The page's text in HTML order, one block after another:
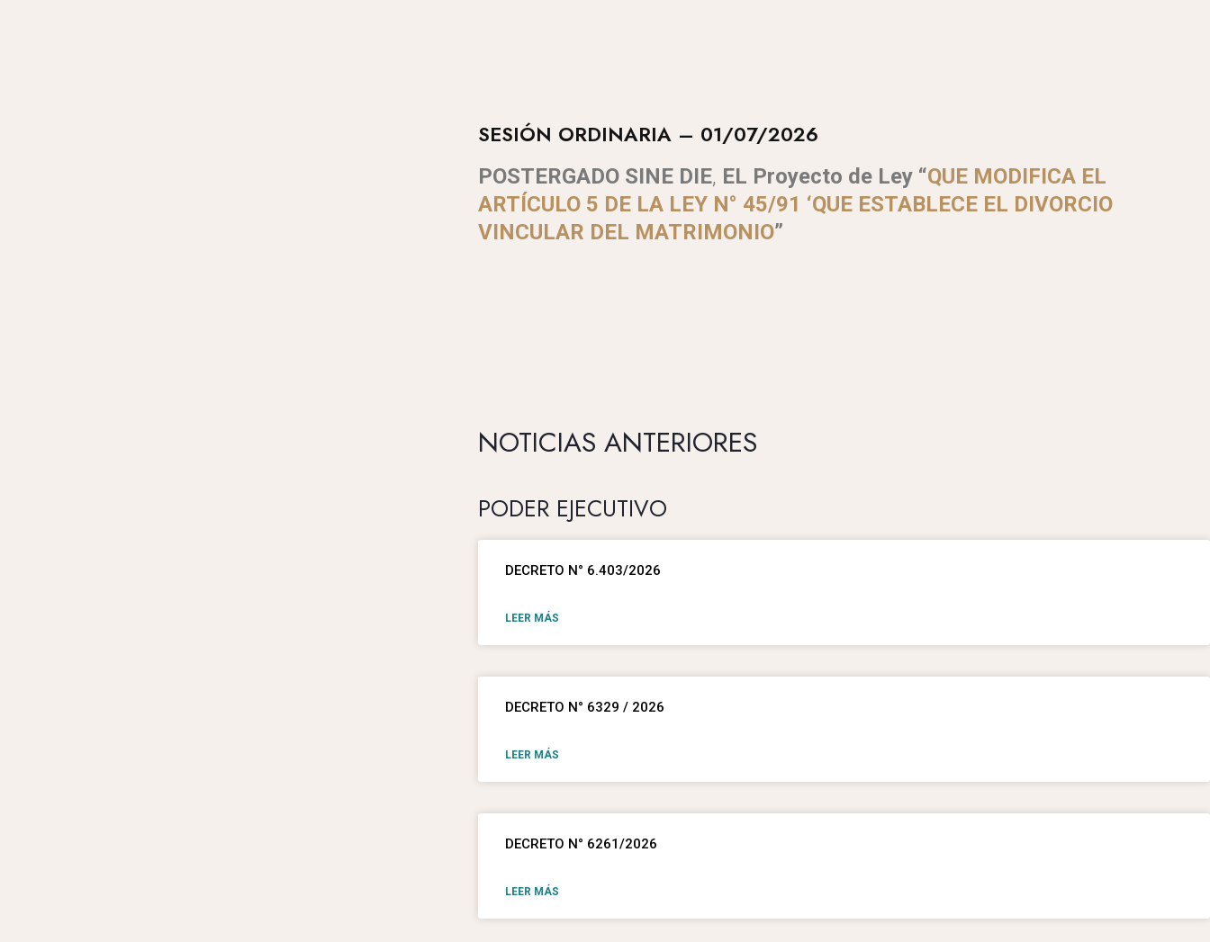
SESIÓN ORDINARIA – 01/07/2026
POSTERGADO SINE DIE, EL Proyecto de Ley “QUE MODIFICA EL
ARTÍCULO 5 DE LA LEY N° 45/91 ‘QUE ESTABLECE EL DIVORCIO
VINCULAR DEL MATRIMONIO”
NOTICIAS ANTERIORES
PODER EJECUTIVO
DECRETO N° 6.403/2026
LEER MÁS
DECRETO N° 6329 / 2026
LEER MÁS
DECRETO N° 6261/2026
LEER MÁS